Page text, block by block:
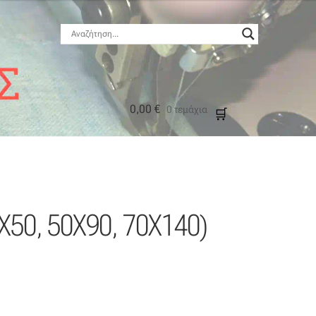
0,00 € 0 τεμάχια
50X90, 70X140)